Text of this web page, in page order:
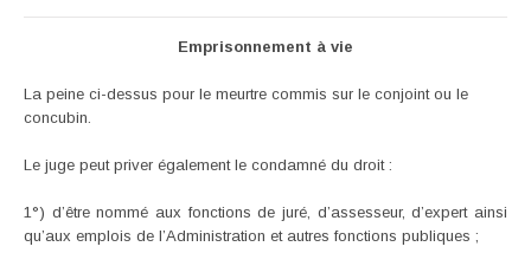
Emprisonnement à vie
La peine ci-dessus pour le meurtre commis sur le conjoint ou le
concubin.
Le juge peut priver également le condamné du droit :
1°) d’être nommé aux fonctions de juré, d’assesseur, d’expert ainsi
qu’aux emplois de l’Administration et autres fonctions publiques ;